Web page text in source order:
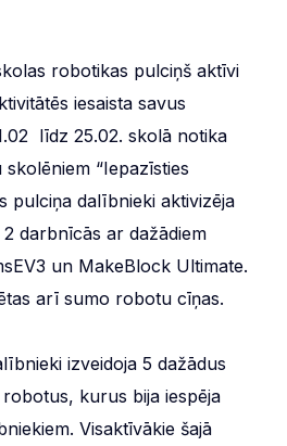
robotikas pulciņš aktīvi
iesaista savus
līdz 25.02. skolā notika
“Iepazīsties
pulciņa dalībnieki aktivizēja
darbnīcās ar dažādiem
un MakeBlock Ultimate.
arī sumo robotu cīņas.
izveidoja 5 dažādus
kurus bija iespēja
Visaktīvākie šajā